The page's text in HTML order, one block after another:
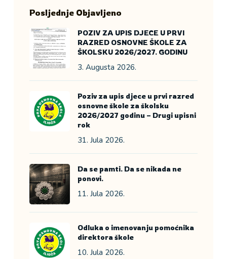
Posljednje Objavljeno
POZIV ZA UPIS DJECE U PRVI
RAZRED OSNOVNE ŠKOLE ZA
ŠKOLSKU 2026/2027. GODINU
3. Augusta 2026.
Poziv za upis djece u prvi razred
osnovne škole za školsku
2026/2027 godinu – Drugi upisni
rok
31. Jula 2026.
Da se pamti. Da se nikada ne
ponovi.
11. Jula 2026.
Odluka o imenovanju pomoćnika
direktora škole
10. Jula 2026.